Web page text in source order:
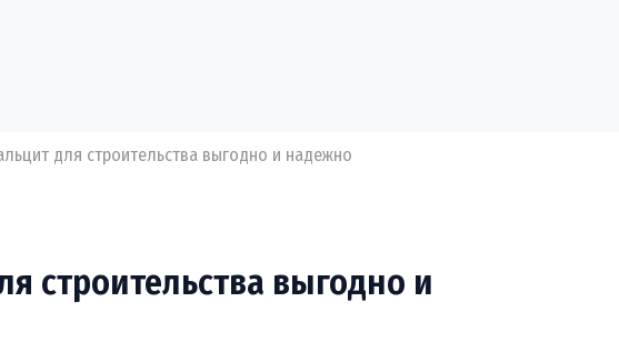
для строительства выгодно и надежно
строительства выгодно и